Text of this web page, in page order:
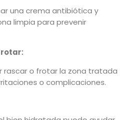
una crema antibiótica y
limpia para prevenir
rascar o frotar la zona tratada
o complicaciones.